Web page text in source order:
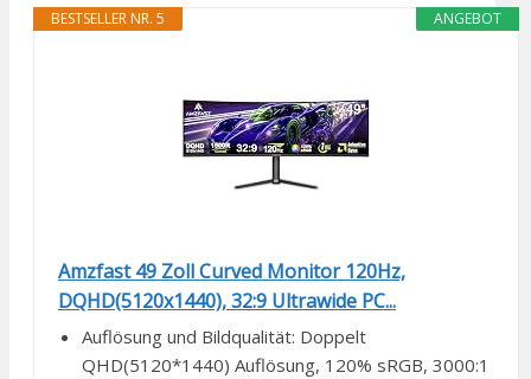
ANGEBOT
BESTSELLER NR. 5
Amzfast 49 Zoll Curved Monitor 120Hz,
DQHD(5120x1440), 32:9 Ultrawide PC...
Auflösung und Bildqualität: Doppelt
QHD(5120*1440) Auflösung, 120% sRGB, 3000:1